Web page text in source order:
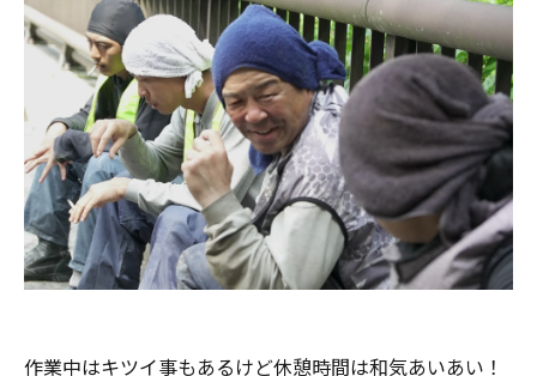
作業中はキツイ事もあるけど休憩時間は和気あいあい！